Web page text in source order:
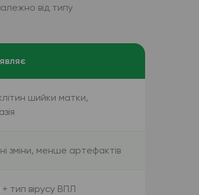
від типу
шийки матки,
зміни, менше артефактів
+ тип вірусу ВПЛ